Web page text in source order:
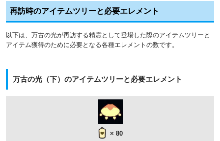
再訪時のアイテムツリーと必要エレメント
以下は、万古の光が再訪する精霊として登場した際のアイテムツリーと
アイテム獲得のために必要となる各種エレメントの数です。
万古の光（下）のアイテムツリーと必要エレメント
× 80